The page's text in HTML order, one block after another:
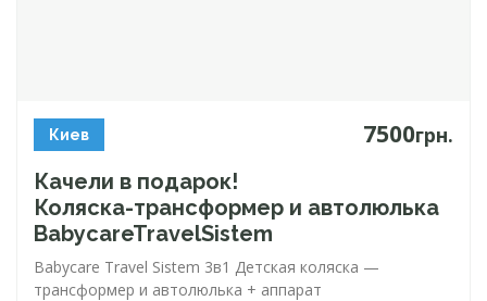
Киев 7500грн.
Качели в подарок!
Коляска-трансформер и автолюлька
BabycareTravelSistem
Babycare Travel Sistem 3в1 Детская коляска —
трансформер и автолюлька + аппарат